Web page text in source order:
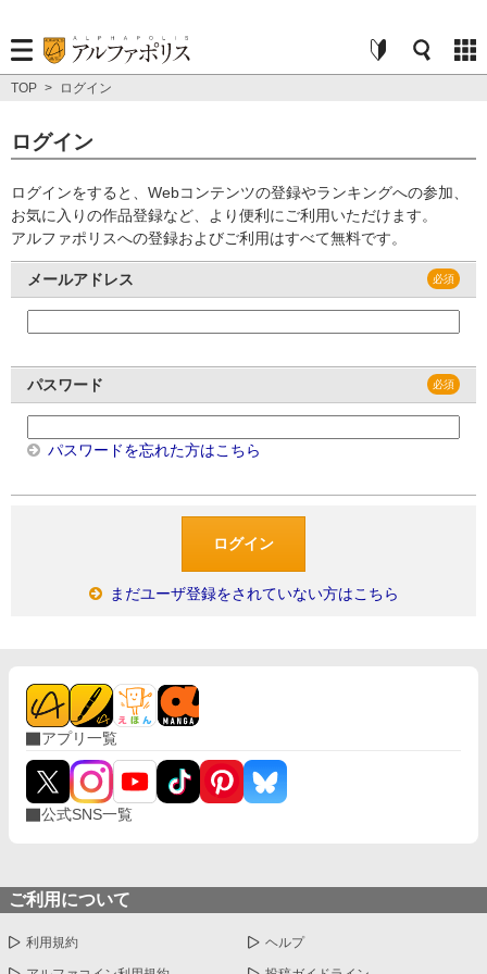
TOP > ログイン
ログイン
ログインをすると、Webコンテンツの登録やランキングへの参加、
お気に入りの作品登録など、より便利にご利用いただけます。
アルファポリスへの登録およびご利用はすべて無料です。
メールアドレス
パスワード
パスワードを忘れた方はこちら
まだユーザ登録をされていない方はこちら
アプリ一覧
公式SNS一覧
ご利用について
利用規約 ヘルプ